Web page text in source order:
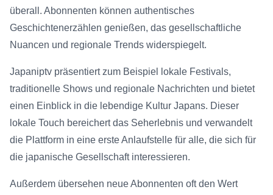
überall. Abonnenten können authentisches
Geschichtenerzählen genießen, das gesellschaftliche
Nuancen und regionale Trends widerspiegelt.
Japaniptv präsentiert zum Beispiel lokale Festivals,
traditionelle Shows und regionale Nachrichten und bietet
einen Einblick in die lebendige Kultur Japans. Dieser
lokale Touch bereichert das Seherlebnis und verwandelt
die Plattform in eine erste Anlaufstelle für alle, die sich für
die japanische Gesellschaft interessieren.
Außerdem übersehen neue Abonnenten oft den Wert